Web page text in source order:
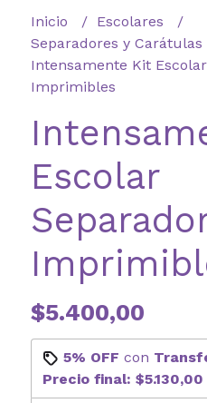
Inicio
Escolares
Separadores y Carátulas
Intensamente Kit
Imprimibles
Escolar
$5.400,00
5% OFF con
Precio final: $5.130,00